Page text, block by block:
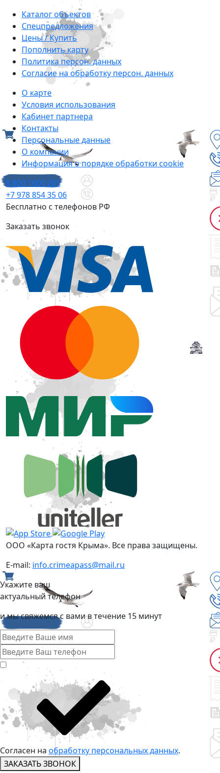
Каталог объектов
Cпецпредложения
Цены / Купить
Пополнить карту
Политика персон. данных
Согласие на обработку персон. данных
О карте
Условия использования
Кабинет партнера
Контакты
Персональные данные
О компании
Информация о порядке обработки cookie
8 800 1000 261
+7 978 854 35 06
Бесплатно с телефонов РФ
Заказать звонок
ООО «Карта гостя Крыма». Все права защищены.
E-mail: info.crimeapass@mail.ru
Укажите ваш
актуальный телефон
и мы свяжемся с вами в течение 15 минут
Согласен на обработку персональных данных.
ЗАКАЗАТЬ ЗВОНОК